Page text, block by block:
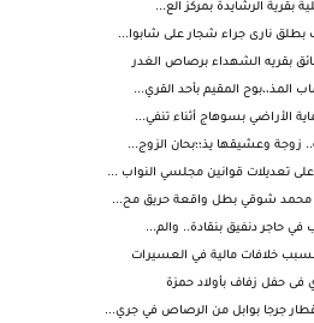
بقرية الرشايدة بمركز الع...
نارى جراء شجار على شابوا...
بقريه الشهداء برصاص الغدر
المقيم بأحد القري...
الأراضي بسوهاج أثناء تنفي...
زوجة وعشيقها يذ؛؛بحان الزوج...
تعديلات قوانين مجلسي النواب ...
محمد شوقي بطل واقعة حريق مح...
حاجر دنفيق بنقادة.. والم...
خلافات مالية في العسيرات
حفل زفاف بأولاد حمزة
جرجا بوابل من الرصاص في جري...